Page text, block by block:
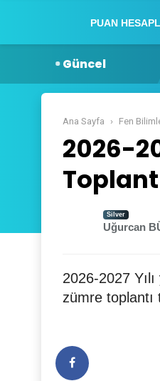
PUAN
Güncel
Ana Sayfa Fen
2026-
Silver
Uğurcan
2026-2027
zümre toplantı